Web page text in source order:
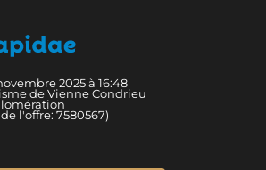
2025 à 16:48
de Vienne Condrieu
l'offre: 7580567)